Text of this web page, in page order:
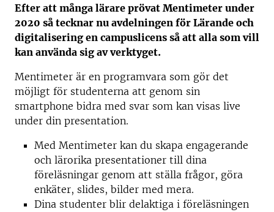
Efter att många lärare prövat Mentimeter under
2020 så tecknar nu avdelningen för Lärande och
digitalisering en campuslicens så att alla som vill
kan använda sig av verktyget.
Mentimeter är en programvara som gör det
möjligt för studenterna att genom sin
smartphone bidra med svar som kan visas live
under din presentation.
Med Mentimeter kan du skapa engagerande
och lärorika presentationer till dina
föreläsningar genom att ställa frågor, göra
enkäter, slides, bilder med mera.
Dina studenter blir delaktiga i föreläsningen